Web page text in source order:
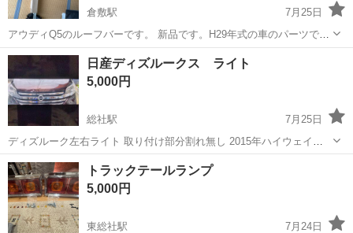
倉敷駅
7月25日
アウディQ5のルーフバーです。 新品です。H29年式の車のパーツで
す。
岡山 倉敷市 倉敷駅 外装、車外用品
日産ディズルークス ライト
5,000円
総社駅
7月25日
ディズルーク左右ライト 取り付け部分割れ無し 2015年ハイウェイス
ターからの取り外し。 磨き済み
岡山 総社市 総社駅 外装、車外用品
トラックテールランプ
5,000円
東総社駅
7月24日